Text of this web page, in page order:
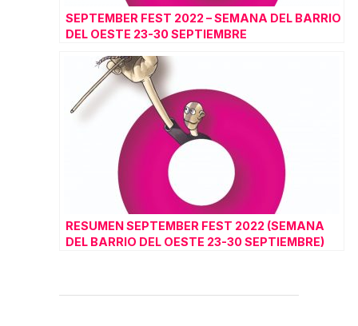
SEPTEMBER FEST 2022 – SEMANA DEL BARRIO
DEL OESTE 23-30 SEPTIEMBRE
RESUMEN SEPTEMBER FEST 2022 (SEMANA
DEL BARRIO DEL OESTE 23-30 SEPTIEMBRE)